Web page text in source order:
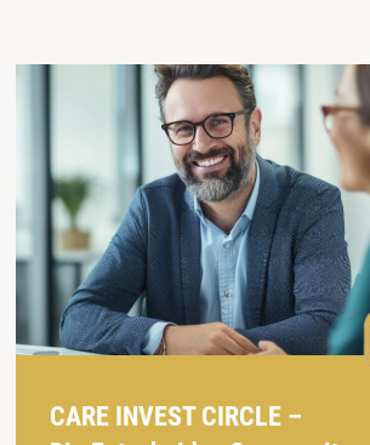
CARE INVEST CIRCLE –